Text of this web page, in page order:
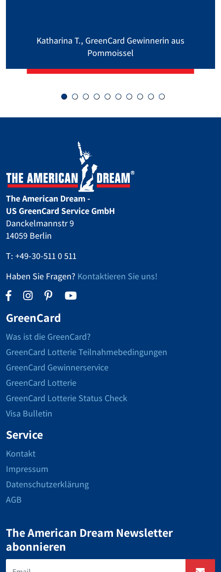
Katharina T., GreenCard Gewinnerin aus
Pommoissel
The American Dream -
US GreenCard Service GmbH
Danckelmannstr 9
14059 Berlin
T: +49-30-511 0 511
Haben Sie Fragen? Kontaktieren Sie uns!
GreenCard
Was ist die GreenCard?
GreenCard Lotterie Teilnahmebedingungen
GreenCard Gewinnerservice
GreenCard Lotterie
GreenCard Lotterie Status Check
Visa Bulletin
Service
Kontakt
Impressum
Datenschutzerklärung
AGB
The American Dream Newsletter
abonnieren